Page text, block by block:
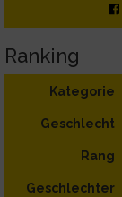
Ranking
Kategorie
Geschlecht
Rang
Geschlechter